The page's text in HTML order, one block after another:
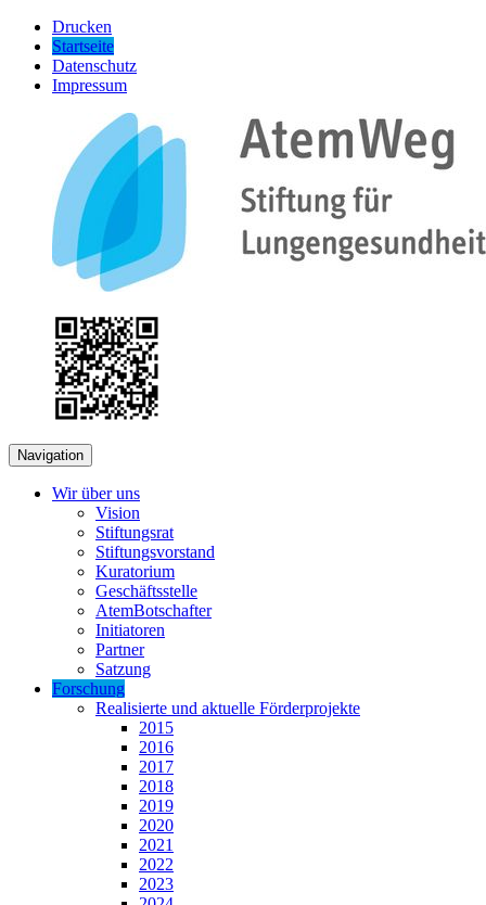
Drucken
Startseite
Datenschutz
Impressum
Navigation
Wir über uns
Vision
Stiftungsrat
Stiftungsvorstand
Kuratorium
Geschäftsstelle
AtemBotschafter
Initiatoren
Partner
Satzung
Forschung
Realisierte und aktuelle Förderprojekte
2015
2016
2017
2018
2019
2020
2021
2022
2023